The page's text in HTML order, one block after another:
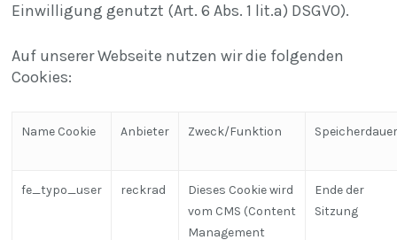
Einwilligung genutzt (Art. 6 Abs. 1 lit.a) DSGVO).
Auf unserer Webseite nutzen wir die folgenden
Cookies:
Name Cookie Anbieter Zweck/Funktion
fe_typo_user reckrad
Dieses Cookie wird
vom CMS (Content
Management
Ende der
Sitzung